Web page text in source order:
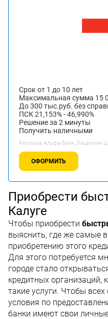
Срок от 1 до 10 лет
Максимальная сумма 15
До 300 тыс.руб. без
ПСК 21,153% - 46,990%
Решение за 2 минуты
Получить наличными
Реклама Альфа-Банк.Лицензия
ОФОРМИТЬ
Приобрести
Калуге
Чтобы приобрести
выяснить, где же самые
приобретению этого
Для этого потребуется
городе стало
кредитных организаций,
такие услуги. Чтобы
условия по
банки имеют свои